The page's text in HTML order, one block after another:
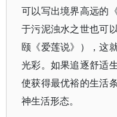
可以写出境界高远的
于污泥浊水之世也可
颐《爱莲说》），这
光彩。如果追逐舒适
使获得最优裕的生活
神生活形态。